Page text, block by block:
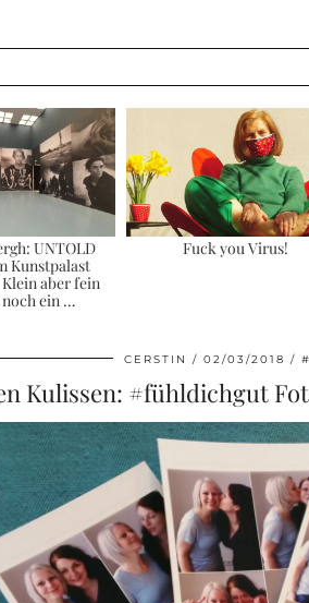
UNTOLD
Kunstpalast
aber fein
ein …
Fuck you Virus!
CERSTIN 02/03/2018
Kulissen: #fühldichgut